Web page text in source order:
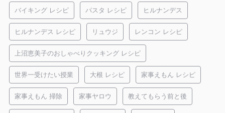
バイキング レシピ パスタ レシピ ヒルナンデス
ヒルナンデス レシピ リュウジ レンコン レシピ
上沼恵美子のおしゃべりクッキング レシピ
世界一受けたい授業 大根 レシピ 家事えもん レシピ
家事えもん 掃除 家事ヤロウ 教えてもらう前と後